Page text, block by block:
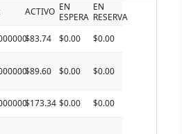
ACTIVO EN
ESPERA
EN
RESERVA
$83.74 $0.00
$0.00
$89.60 $0.00 $0.00
$173.34 $0.00
$0.00